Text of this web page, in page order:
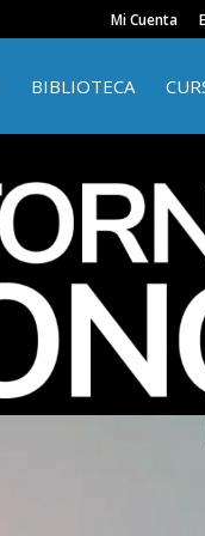
Mi Cuenta
BIBLIOTECA